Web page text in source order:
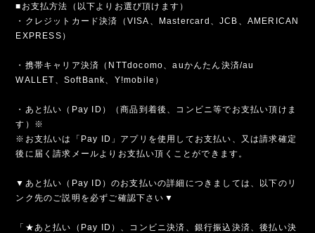
■お支払方法（以下よりお選び頂けます）
・クレジットカード決済（VISA、Mastercard、JCB、AMERICAN
EXPRESS）
・携帯キャリア決済（NTTdocomo、auかんたん決済/au
WALLET、SoftBank、Y!mobile）
・あと払い（Pay ID）（商品到着後、コンビニ等でお支払い頂けま
す）※
※お支払いは「Pay ID」アプリを使用してお支払い、又は請求確定
後に届く請求メールよりお支払い頂くことができます。
▼あと払い（Pay ID）のお支払いの詳細につきましては、以下のリ
ンク先のご説明を必ずご確認下さい▼
「★あと払い（Pay ID）、コンビニ決済、銀行振込決済、後払い決